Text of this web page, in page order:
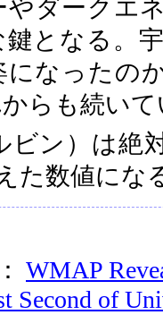
ダークエ
となる。
なったの
らも続い
ビン）は絶
た数値にな
WMAP
Second of